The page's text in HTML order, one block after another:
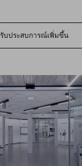
รับประสบการณ์เพิ่มขึ้น